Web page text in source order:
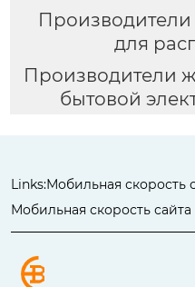
Производители
для
Производители
бытовой
Links:Мобильная скорость
Мобильная скорость сайта